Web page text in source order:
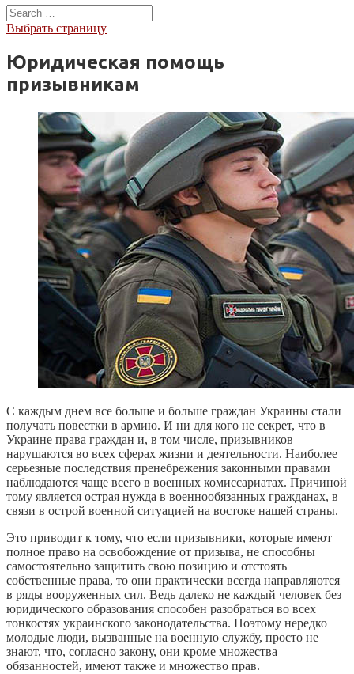
Выбрать страницу
Юридическая помощь
призывникам
С каждым днем ​​все больше и больше граждан Украины стали
получать повестки в армию. И ни для кого не секрет, что в
Украине права граждан и, в том числе, призывников
нарушаются во всех сферах жизни и деятельности. Наиболее
серьезные последствия пренебрежения законными правами
наблюдаются чаще всего в военных комиссариатах. Причиной
тому является острая нужда в военнообязанных гражданах, в
связи в острой военной ситуацией на востоке нашей страны.
Это приводит к тому, что если призывники, которые имеют
полное право на освобождение от призыва, не способны
самостоятельно защитить свою позицию и отстоять
собственные права, то они практически всегда направляются
в ряды вооруженных сил. Ведь далеко не каждый человек без
юридического образования способен разобраться во всех
тонкостях украинского законодательства. Поэтому нередко
молодые люди, вызванные на военную службу, просто не
знают, что, согласно закону, они кроме множества
обязанностей, имеют также и множество прав.